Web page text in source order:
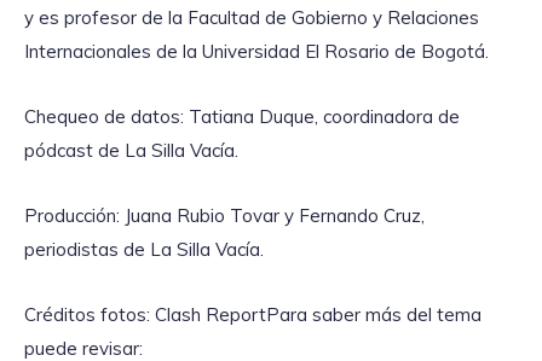
y es profesor de la Facultad de Gobierno y Relaciones
Internacionales de la Universidad El Rosario de Bogotá.
Chequeo de datos: Tatiana Duque, coordinadora de
pódcast de La Silla Vacía.
Producción: Juana Rubio Tovar y Fernando Cruz,
periodistas de La Silla Vacía.
Créditos fotos: Clash ReportPara saber más del tema
puede revisar: